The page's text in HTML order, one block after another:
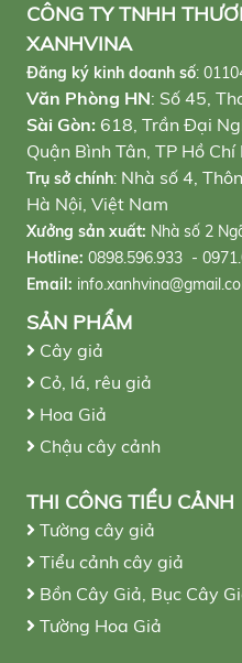
CÔNG TY TNHH
XANHVINA
Đăng ký kinh doanh số:
Văn Phòng HN: Số 45,
Sài Gòn: 618, Trần Đại
Quận Bình Tân, TP Hồ Chí
Trụ sở chính: Nhà số 4,
Hà Nội, Việt Nam
Xưởng sản xuất: Nhà số 2
Hotline: 0898.596.933 -
Email:
SẢN PHẨM
Cây giả
Cỏ, lá, rêu giả
Hoa Giả
Chậu cây cảnh
THI CÔNG TIỂU CẢNH
Tường cây giả
Tiểu cảnh cây giả
Bồn Cây Giả, Bục Cây
Tường Hoa Giả